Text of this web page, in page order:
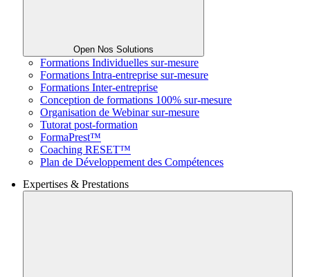
Open Nos Solutions
Formations Individuelles sur-mesure
Formations Intra-entreprise sur-mesure
Formations Inter-entreprise
Conception de formations 100% sur-mesure
Organisation de Webinar sur-mesure
Tutorat post-formation
FormaPrest™
Coaching RESET™
Plan de Développement des Compétences
Expertises & Prestations